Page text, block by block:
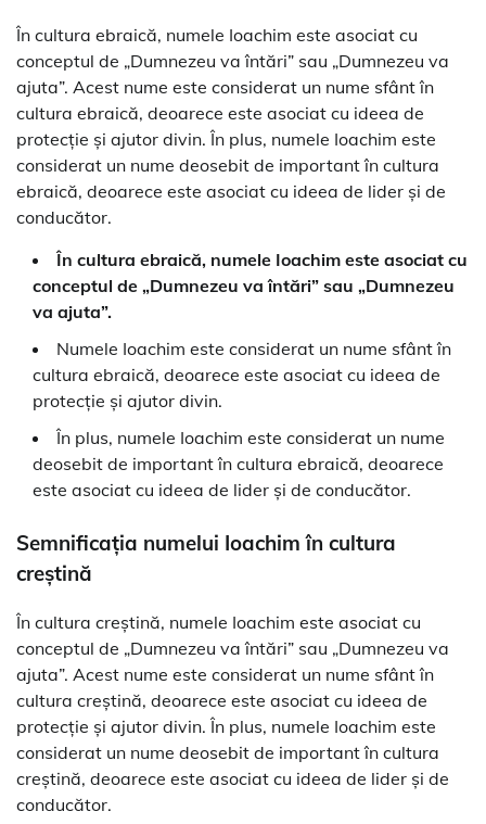
În cultura ebraică, numele Ioachim este asociat cu
conceptul de „Dumnezeu va întări” sau „Dumnezeu va
ajuta”. Acest nume este considerat un nume sfânt în
cultura ebraică, deoarece este asociat cu ideea de
protecție și ajutor divin. În plus, numele Ioachim este
considerat un nume deosebit de important în cultura
ebraică, deoarece este asociat cu ideea de lider și de
conducător.
În cultura ebraică, numele Ioachim este asociat cu
conceptul de „Dumnezeu va întări” sau „Dumnezeu
va ajuta”.
Numele Ioachim este considerat un nume sfânt în
cultura ebraică, deoarece este asociat cu ideea de
protecție și ajutor divin.
În plus, numele Ioachim este considerat un nume
deosebit de important în cultura ebraică, deoarece
este asociat cu ideea de lider și de conducător.
Semnificația numelui Ioachim în cultura
creștină
În cultura creștină, numele Ioachim este asociat cu
conceptul de „Dumnezeu va întări” sau „Dumnezeu va
ajuta”. Acest nume este considerat un nume sfânt în
cultura creștină, deoarece este asociat cu ideea de
protecție și ajutor divin. În plus, numele Ioachim este
considerat un nume deosebit de important în cultura
creștină, deoarece este asociat cu ideea de lider și de
conducător.